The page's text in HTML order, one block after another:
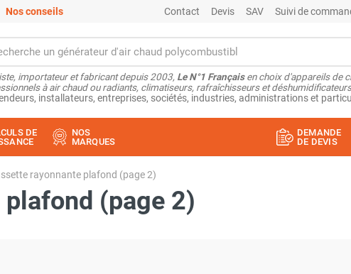
Nos conseils Contact Devis SAV Suivi de
importateur et fabricant depuis 2003, Le N°1 Françaisen choix d'appareils de
à air chaud ou radiants, climatiseurs, rafraîchisseurs et
installateurs, entreprises, sociétés, industries, administrations et
DE
NOS
MARQUES
DEMANDE
DE DEVIS
rayonnante plafond (page 2)
(page 2)